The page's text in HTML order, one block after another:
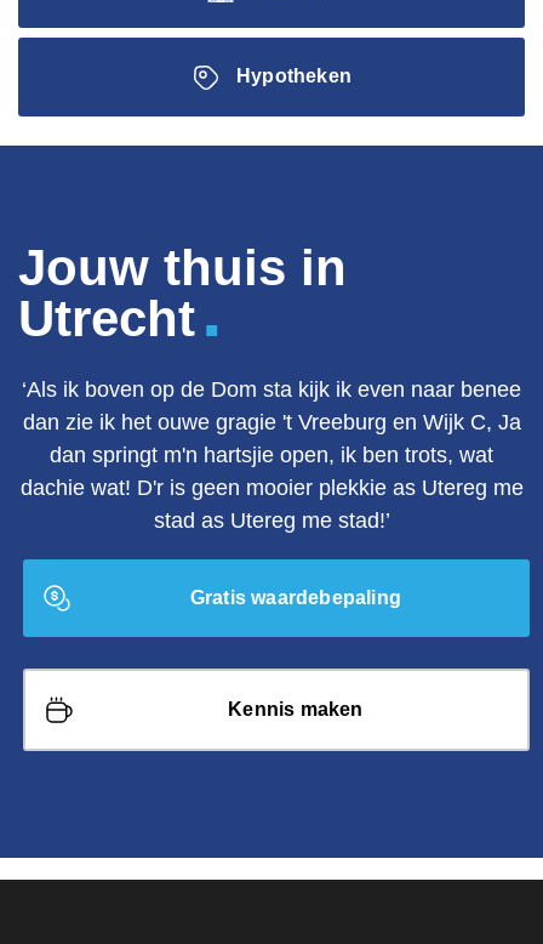
Hypotheken
Jouw thuis in
Utrecht.
‘Als ik boven op de Dom sta kijk ik even naar benee
dan zie ik het ouwe gragie 't Vreeburg en Wijk C, Ja
dan springt m'n hartsjie open, ik ben trots, wat
dachie wat! D'r is geen mooier plekkie as Utereg me
stad as Utereg me stad!’
Gratis waardebepaling
Kennis maken